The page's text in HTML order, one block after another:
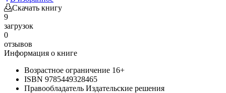
Скачать книгу
9
загрузок
0
отзывов
Информация о книге
Возрастное ограничение 16+
ISBN 9785449328465
Правообладатель Издательские решения